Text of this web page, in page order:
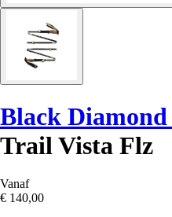
Black Diamond
Trail Vista Flz
Vanaf
€ 140,00